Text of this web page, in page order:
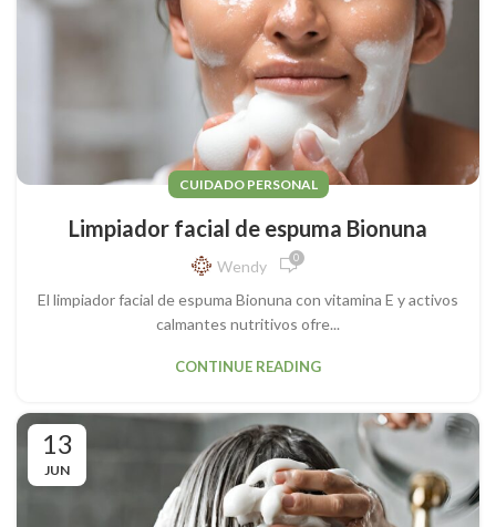
CUIDADO PERSONAL
Limpiador facial de espuma Bionuna
Wendy 0
El limpiador facial de espuma Bionuna con vitamina E y activos
calmantes nutritivos ofre...
CONTINUE READING
13
JUN